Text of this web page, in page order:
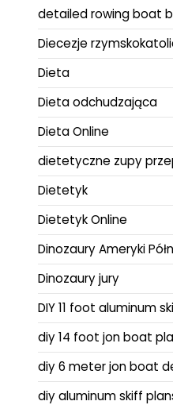
detailed rowing boat
Diecezje
Dieta
Dieta odchudzająca
Dieta Online
dietetyczne zupy
Dietetyk
Dietetyk Online
Dinozaury Ameryki
Dinozaury jury
DIY 11 foot aluminum
diy 14 foot jon boat
diy 6 meter jon boat
diy aluminum skiff